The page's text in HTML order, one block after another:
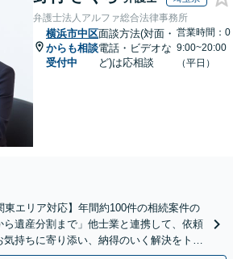
弁護士法人アルファ総合法律事務所
横浜市中区
からも相談
受付中
面談方法(対面・
電話・ビデオな
ど)は応相談
営業時間：0
9:00~20:00
（平日）
東エリア対応】年間約100件の相続案件の
遺産分割まで」他士業と連携して、依頼
持ちに寄り添い、納得のいく解決をトー
（18時まで）の相談可】